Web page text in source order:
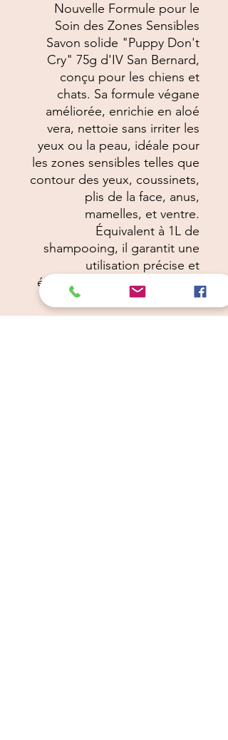
Nouvelle Formule pour le
Soin des Zones Sensibles
Savon solide "Puppy Don't
Cry" 75g d'IV San Bernard,
conçu pour les chiens et
chats. Sa formule végane
améliorée, enrichie en aloé
vera, nettoie sans irriter les
yeux ou la peau, idéale pour
les zones sensibles telles que
contour des yeux, coussinets,
plis de la face, anus,
mamelles, et ventre.
Équivalent à 1L de
shampooing, il garantit une
utilisation précise et
économique. Parfait pour un
toilettage doux et efficace.